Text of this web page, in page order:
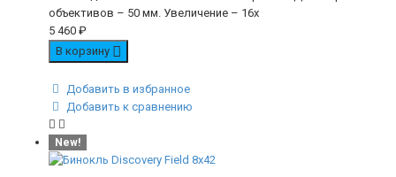
объективов – 50 мм. Увеличение – 16х
5 460 ₽
В корзину
Добавить в избранное
Добавить к сравнению
New!